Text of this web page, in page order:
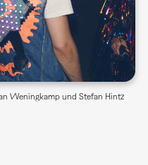
Weningkamp und Stefan Hintz